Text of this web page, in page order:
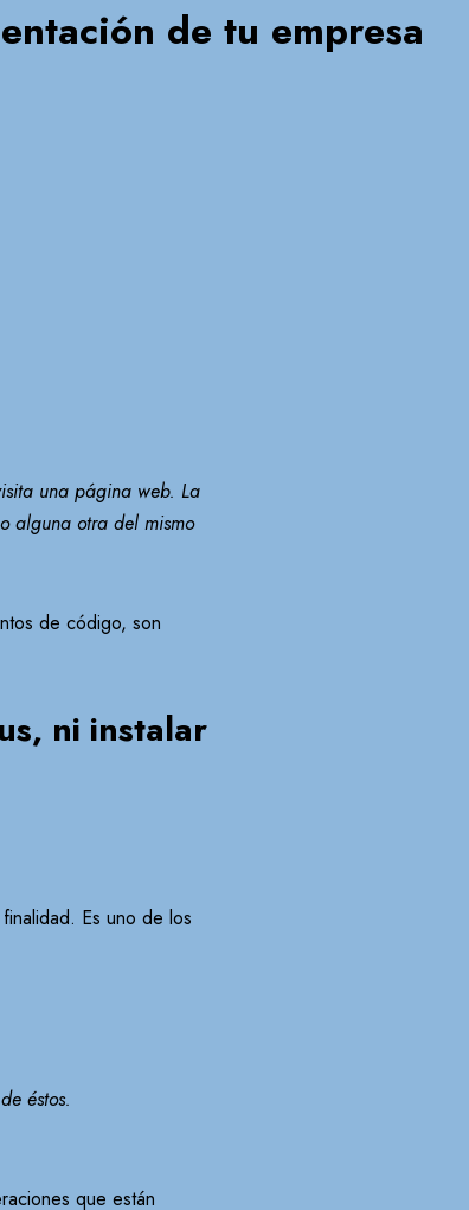
de tu empresa
una página web. La
alguna otra del mismo
de código, son
ni instalar
Es uno de los
éstos.
que están